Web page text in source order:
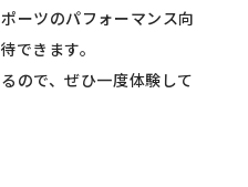
ーツのパフォーマンス向
できます。
ので、ぜひ一度体験して